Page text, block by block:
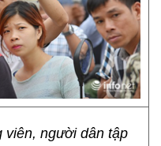
viên, người dân tập